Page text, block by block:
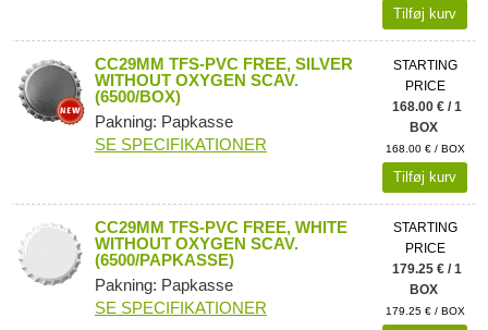
Tilføj kurv
CC29MM TFS-PVC FREE, SILVER
WITHOUT OXYGEN SCAV.
(6500/BOX)
Pakning: Papkasse
SE SPECIFIKATIONER
STARTING
PRICE
168.00 € / 1
BOX
168.00 € / BOX
Tilføj kurv
CC29MM TFS-PVC FREE, WHITE
WITHOUT OXYGEN SCAV.
(6500/PAPKASSE)
Pakning: Papkasse
SE SPECIFIKATIONER
STARTING
PRICE
179.25 € / 1
BOX
179.25 € / BOX